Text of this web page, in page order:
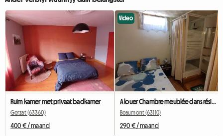
Ruim kamer met privaat badkamer
Gerzat (63360)
400 € / maand
Video
A louer Chambre meublée dans résidence de standing .
Beaumont (63110)
290 € / maand